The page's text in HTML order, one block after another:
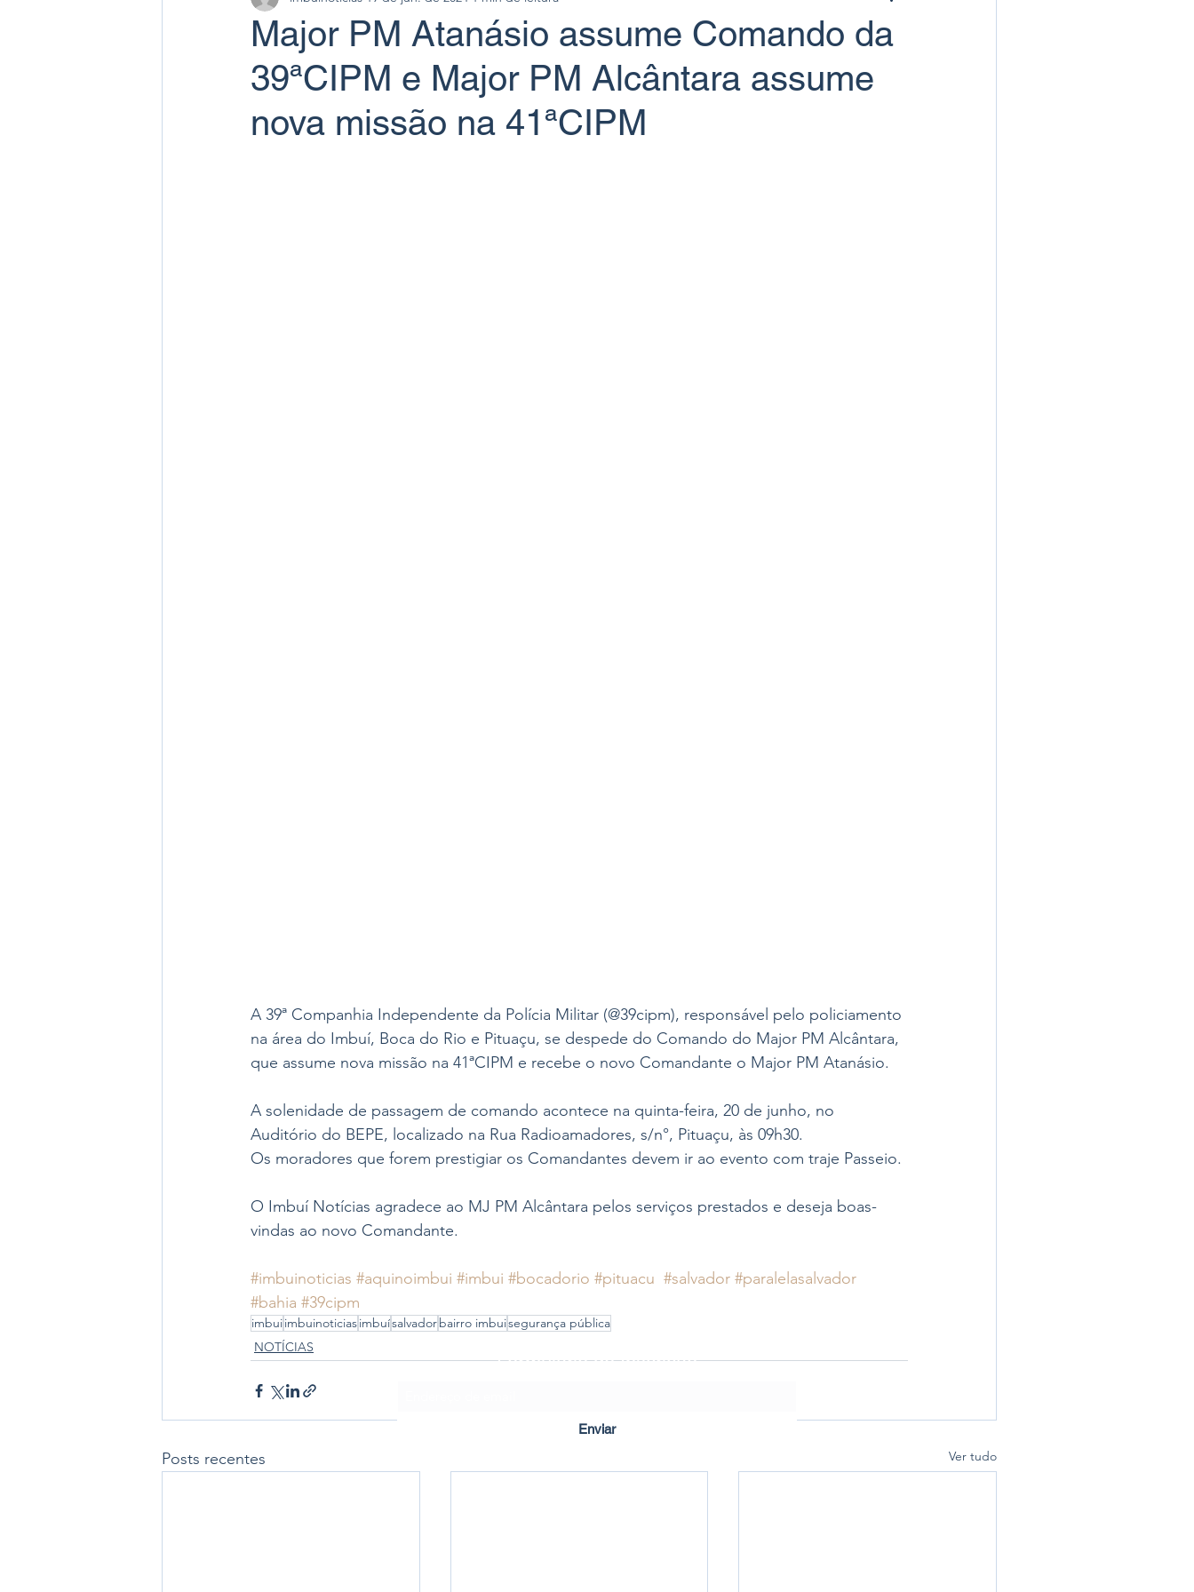
Major PM Atanásio assume Comando da
39ªCIPM e Major PM Alcântara assume
nova missão na 41ªCIPM
A 39ª Companhia Independente da Polícia Militar (@39cipm), responsável pelo policiamento
na área do Imbuí, Boca do Rio e Pituaçu, se despede do Comando do Major PM Alcântara,
que assume nova missão na 41ªCIPM e recebe o novo Comandante o Major PM Atanásio.
A solenidade de passagem de comando acontece na quinta-feira, 20 de junho, no
Auditório do BEPE, localizado na Rua Radioamadores, s/n°, Pituaçu, às 09h30.
Os moradores que forem prestigiar os Comandantes devem ir ao evento com traje Passeio.
O Imbuí Notícias agradece ao MJ PM Alcântara pelos serviços prestados e deseja boas-
vindas ao novo Comandante.
#imbuinoticias #aquinoimbui #imbui #bocadorio #pituacu #salvador #paralelasalvador
#bahia #39cipm
imbuiimbuinoticiasimbuísalvadorbairro imbuisegurança pública
NOTÍCIAS
Posts recentes Ver tudo
Formulário de Inscrição
Enviar